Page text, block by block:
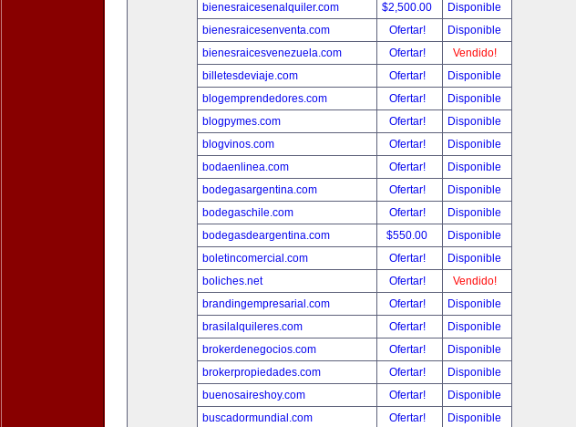
bienesraicesenalquiler.com
$2,500.00
Disponible
bienesraicesenventa.com
Ofertar!
Disponible
bienesraicesvenezuela.com
Ofertar!
Vendido!
billetesdeviaje.com
Ofertar!
Disponible
blogemprendedores.com
Ofertar!
Disponible
blogpymes.com
Ofertar!
Disponible
blogvinos.com
Ofertar!
Disponible
bodaenlinea.com
Ofertar!
Disponible
bodegasargentina.com
Ofertar!
Disponible
bodegaschile.com
Ofertar!
Disponible
bodegasdeargentina.com
$550.00
Disponible
boletincomercial.com
Ofertar!
Disponible
boliches.net
Ofertar!
Vendido!
brandingempresarial.com
Ofertar!
Disponible
brasilalquileres.com
Ofertar!
Disponible
brokerdenegocios.com
Ofertar!
Disponible
brokerpropiedades.com
Ofertar!
Disponible
buenosaireshoy.com
Ofertar!
Disponible
buscadormundial.com
Ofertar!
Disponible